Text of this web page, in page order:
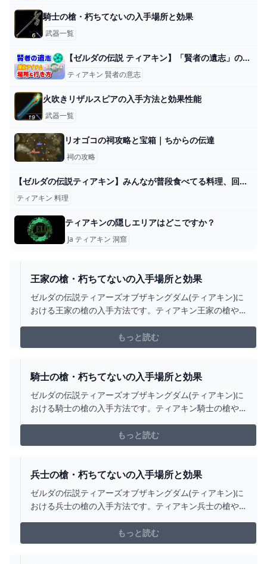
騎士の槍・朽ちてないの入手場所と効果
武器一覧
【ゼルダの伝説 ティアキン】「賢者の遺志」の場所と行き方【ティアーズ オブ ザ キングダム】 - YouTube
ティアキン 賢者の意志
火吹きリザルスピアの入手方法と効果性能
武器一覧
リオゴコの祠攻略と宝箱｜ちからの伝達
祠の攻略
【ゼルダの伝説ティアキン】みんなが普段食べてる料理、回復アイテムは？＆ガノンドロフに提案したい料理に関するみんなの反応＋おまけ解説【ネタバレ注意】【ティアーズオブキングダム】【反応集】【任天堂】 - YouTube
ティアキン 料理
ティアキンの隠しエリアはどこですか？
Ja ティアキン 洞窟
王家の槍・朽ちてないの入手場所と効果
ゼルダの伝説ティアーズオブザキングダム(ティアキン)に
おける王家の槍の入手方法です。ティアキン王家の槍や
攻撃力について掲載しています。
もっと読む
騎士の槍・朽ちてないの入手場所と効果
ゼルダの伝説ティアーズオブザキングダム(ティアキン)に
おける騎士の槍の入手方法です。ティアキン騎士の槍や
攻撃力について掲載しています。
もっと読む
兵士の槍・朽ちてないの入手場所と効果
ゼルダの伝説ティアーズオブザキングダム(ティアキン)に
おける兵士の槍の入手方法です。ティアキン兵士の槍や
攻撃力について掲載しています。
もっと読む